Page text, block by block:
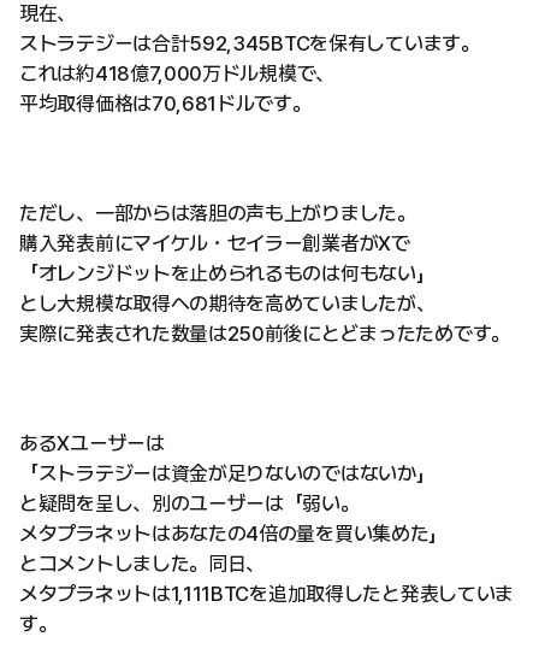
現在、
ストラテジーは合計592,345BTCを保有しています。
これは約418億7,000万ドル規模で、
平均取得価格は70,681ドルです。
ただし、一部からは落胆の声も上がりました。
購入発表前にマイケル・セイラー創業者がXで
「オレンジドットを止められるものは何もない」
とし大規模な取得への期待を高めていましたが、
実際に発表された数量は250前後にとどまったためです。
あるXユーザーは
「ストラテジーは資金が足りないのではないか」
と疑問を呈し、別のユーザーは「弱い。
メタプラネットはあなたの4倍の量を買い集めた」
とコメントしました。同日、
メタプラネットは1,111BTCを追加取得したと発表していま
す。